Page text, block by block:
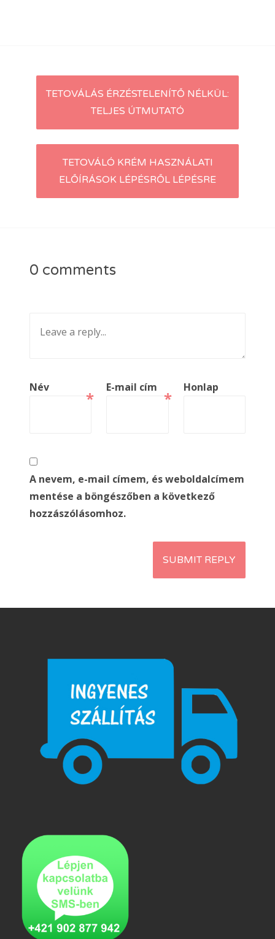
Post
navigation
TETOVÁLÁS ÉRZÉSTELENÍTŐ NÉLKÜL:
TELJES ÚTMUTATÓ
TETOVÁLÓ KRÉM HASZNÁLATI
ELŐÍRÁSOK LÉPÉSRŐL LÉPÉSRE
0 comments
Név
*
E-mail cím
*
Honlap
A nevem, e-mail címem, és weboldalcímem
mentése a böngészőben a következő
hozzászólásomhoz.